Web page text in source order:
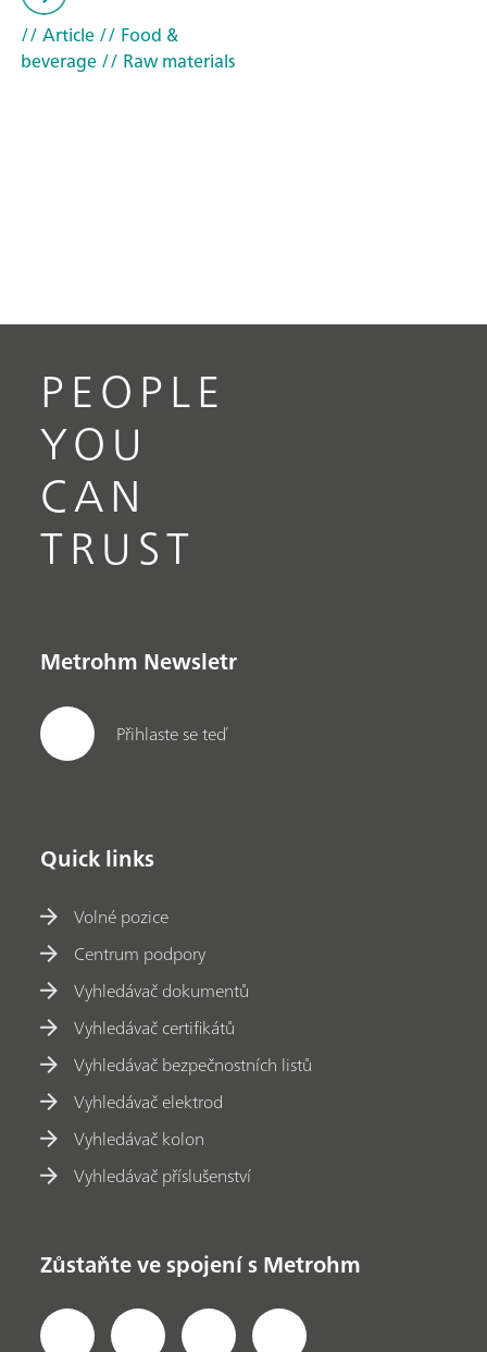
// Article// Food &
beverage// Raw materials
PEOPLE
YOU
CAN
TRUST
Metrohm Newsletr
Přihlaste se teď
Quick links
Volné pozice
Centrum podpory
Vyhledávač dokumentů
Vyhledávač certifikátů
Vyhledávač bezpečnostních listů
Vyhledávač elektrod
Vyhledávač kolon
Vyhledávač příslušenství
Zůstaňte ve spojení s Metrohm